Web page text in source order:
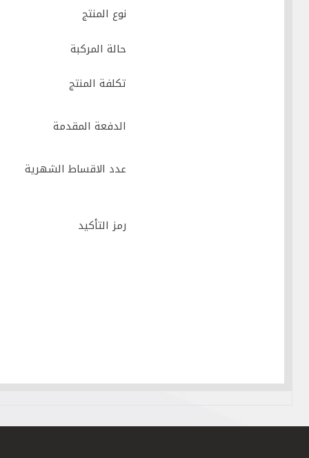
نوع المنتج
حالة المركبة
تكلفة المنتج
الدفعة المقدمة
عدد الاقساط الشهرية
رمز التأكيد